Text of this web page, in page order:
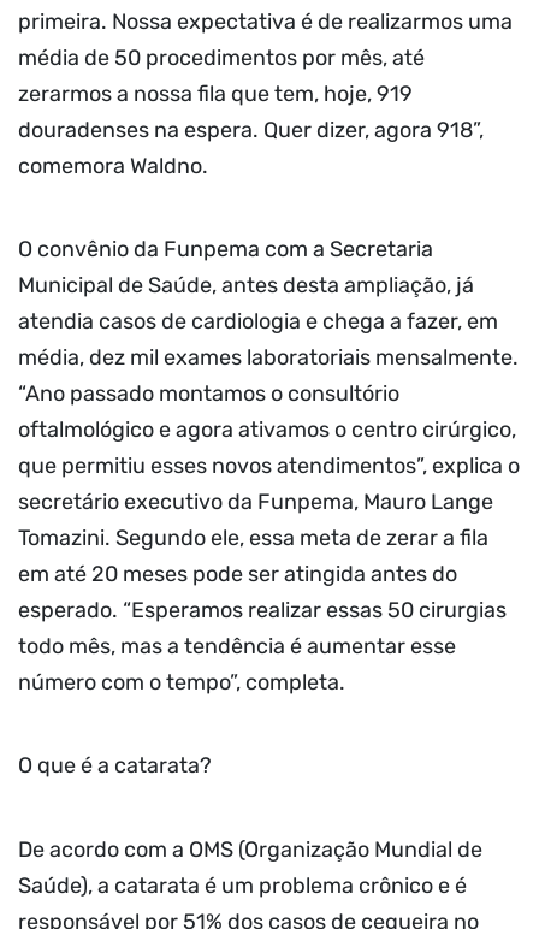
primeira. Nossa expectativa é de realizarmos uma
média de 50 procedimentos por mês, até
zerarmos a nossa fila que tem, hoje, 919
douradenses na espera. Quer dizer, agora 918”,
comemora Waldno.
O convênio da Funpema com a Secretaria
Municipal de Saúde, antes desta ampliação, já
atendia casos de cardiologia e chega a fazer, em
média, dez mil exames laboratoriais mensalmente.
“Ano passado montamos o consultório
oftalmológico e agora ativamos o centro cirúrgico,
que permitiu esses novos atendimentos”, explica o
secretário executivo da Funpema, Mauro Lange
Tomazini. Segundo ele, essa meta de zerar a fila
em até 20 meses pode ser atingida antes do
esperado. “Esperamos realizar essas 50 cirurgias
todo mês, mas a tendência é aumentar esse
número com o tempo”, completa.
O que é a catarata?
De acordo com a OMS (Organização Mundial de
Saúde), a catarata é um problema crônico e é
responsável por 51% dos casos de cegueira no